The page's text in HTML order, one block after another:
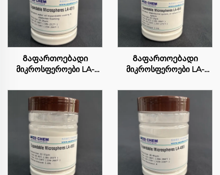
Გაფართოებადი
მიკროსფეროები LA-
Გაფართოებადი
მიკროსფეროები LA-